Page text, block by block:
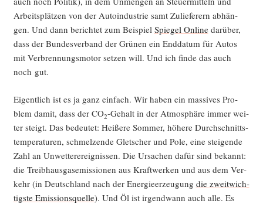
Arbeits­plät­zen von der Auto­in­dus­trie samt Zulie­fe­rern abhän­
gen. Und dann berich­tet zum Bei­spiel Spie­gel Onlinedar­über,
dass der Bun­des­ver­band der Grü­nen ein End­da­tum für Autos
mit Ver­bren­nungs­mo­tor set­zen will. Und ich fin­de das auch
noch gut.
Eigent­lich ist es ja ganz ein­fach. Wir haben ein mas­si­ves Pro­
blem damit, dass der CO2-Gehalt in der Atmo­sphä­re immer wei­
ter steigt. Das bedeu­tet: Hei­ße­re Som­mer, höhe­re Durch­schnitts­
tem­pe­ra­tu­ren, schmel­zen­de Glet­scher und Pole, eine stei­gen­de
Zahl an Unwet­ter­er­eig­nis­sen. Die Ursa­chen dafür sind bekannt:
die Treib­haus­gas­emis­sio­nen aus Kraft­wer­ken und aus dem Ver­
kehr (in Deutsch­land nach der Ener­gie­er­zeu­gung die zweit­wich­
tigs­te Emis­si­ons­quel­le). Und Öl ist irgend­wann auch alle. Es